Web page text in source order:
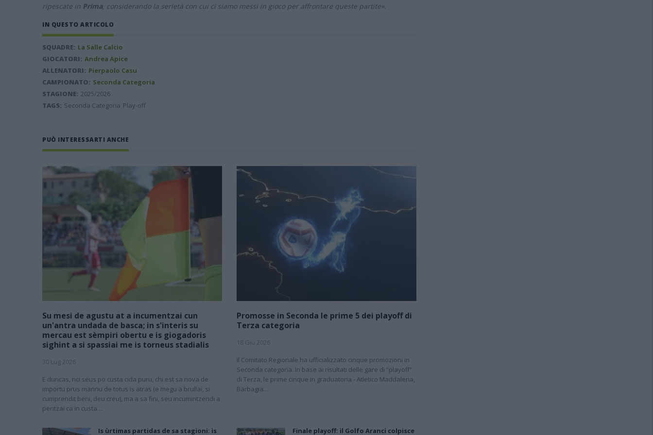
ripescate in Prima, considerando la serietà con cui ci siamo messi in gioco per affrontare queste partite».
IN QUESTO ARTICOLO
SQUADRE: La Salle Calcio
GIOCATORI: Andrea Apice
ALLENATORI: Pierpaolo Casu
CAMPIONATO: Seconda Categoria
STAGIONE: 2025/2026
TAGS: Seconda Categoria Play-off
PUÒ INTERESSARTI ANCHE
Su mesi de agustu at a incumentzai cun
un'antra undada de basca; in s'interis su
mercau est sèmpiri obertu e is giogadoris
sighint a si spassiai me is torneus stadialis
30 Lug 2026
E duncas, nci seus po custa cida puru, chi est sa nova de
importu prus mannu de totus is atras (e megu a brullai, si
cumprendit beni, deu creu), ma a sa fini, seu incumintzendi a
pentzai ca in custa…
Promosse in Seconda le prime 5 dei playoff di
Terza categoria
18 Giu 2026
Il Comitato Regionale ha ufficializzato cinque promozioni in
Seconda categoria. In base ai risultati delle gare di “playoff”
di Terza, le prime cinque in graduatoria - Atletico Maddalena,
Barbagia…
Is ùrtimas partidas de sa stagioni: is
Finale playoff: il Golfo Aranci colpisce